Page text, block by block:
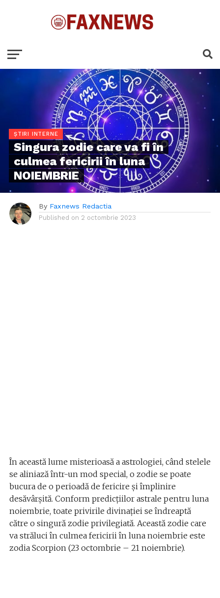
ȘTIRI INTERNE
Singura zodie care va fi în
culmea fericirii în luna
NOIEMBRIE
By Faxnews Redactia
Published on 2 octombrie 2023
În această lume misterioasă a astrologiei, când stelele
se aliniază într-un mod special, o zodie se poate
bucura de o perioadă de fericire și împlinire
desăvârșită. Conform predicțiilor astrale pentru luna
noiembrie, toate privirile divinației se îndreaptă
către o singură zodie privilegiată. Această zodie care
va străluci în culmea fericirii în luna noiembrie este
zodia Scorpion (23 octombrie – 21 noiembrie).